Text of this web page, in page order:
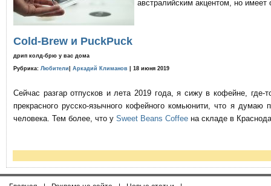
австралийским акцентом, но имеет
Cold-Brew и PuckPuck
дрип колд-брю у вас дома
Рубрика: Любители Аркадий Климанов | 18 июня 2019
Сейчас разгар отпусков и лета 2019 года, я сижу в кофейне,
прекрасного русско-язычного кофейного комьюнити, что я
человека. Тем более, что у Sweet Beans Coffee на складе в